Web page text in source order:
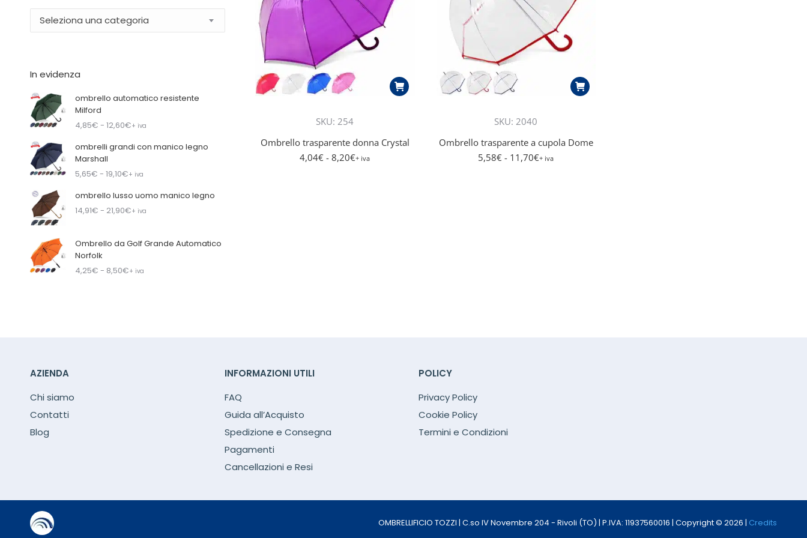
SKU: 254
Ombrello trasparente donna Crystal
4,04€ - 8,20€+ iva
SKU: 2040
Ombrello trasparente a cupola Dome
5,58€ - 11,70€+ iva
Seleziona una categoria
In evidenza
ombrello automatico resistente
Milford
4,85€ - 12,60€+ iva
ombrelli grandi con manico legno
Marshall
5,65€ - 19,10€+ iva
ombrello lusso uomo manico legno
14,91€ - 21,90€+ iva
Ombrello da Golf Grande Automatico
Norfolk
4,25€ - 8,50€+ iva
AZIENDA
Chi siamo
Contatti
Blog
INFORMAZIONI UTILI
FAQ
Guida all’Acquisto
Spedizione e Consegna
Pagamenti
Cancellazioni e Resi
POLICY
Privacy Policy
Cookie Policy
Termini e Condizioni
OMBRELLIFICIO TOZZI | C.so IV Novembre 204 - Rivoli (TO) | P.IVA: 11937560016 | Copyright © 2026 | Credits